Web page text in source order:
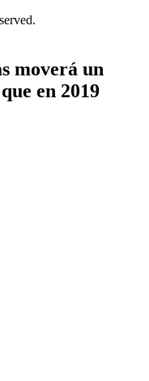
moverá un
en 2019